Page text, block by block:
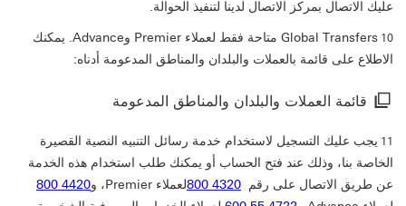
عليك الاتصال بمركز الاتصال لدينا لتنفيذ الحوالة.‏
10
Global Transfers متاحة فقط لعملاء Premier وAdvance. يمكنك
الاطلاع على قائمة بالعملات والبلدان والمناطق المدعومة أدناه:
قائمة العملات والبلدان والمناطق المدعومة
11 يجب عليك التسجيل لاستخدام خدمة رسائل التنبيه النصية القصيرة
الخاصة بنا، وذلك عند فتح الحساب أو يمكنك طلب استخدام هذه الخدمة
عن طريق الاتصال على رقم 800 4320
800 4420